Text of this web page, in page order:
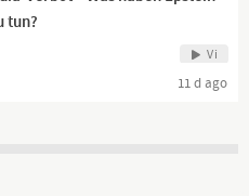
tun?
Vi
11 d ago